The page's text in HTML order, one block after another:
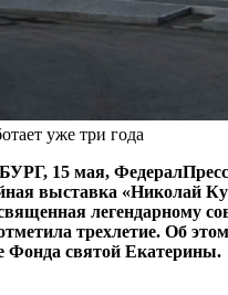
уже три года
15 мая,
выставка «Николай
легендарному
трехлетие. Об
Фонда святой Екатерины.